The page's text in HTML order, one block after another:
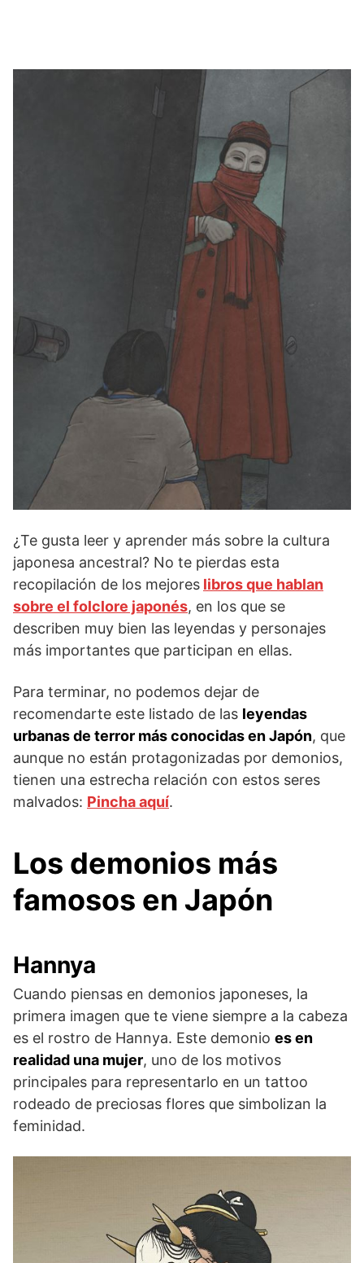
¿Te gusta leer y aprender más sobre la cultura
japonesa ancestral? No te pierdas esta
recopilación de los mejores libros que hablan
sobre el folclore japonés, en los que se
describen muy bien las leyendas y personajes
más importantes que participan en ellas.
Para terminar, no podemos dejar de
recomendarte este listado de las leyendas
urbanas de terror más conocidas en Japón, que
aunque no están protagonizadas por demonios,
tienen una estrecha relación con estos seres
malvados: Pincha aquí.
Los demonios más
famosos en Japón
Hannya
Cuando piensas en demonios japoneses, la
primera imagen que te viene siempre a la cabeza
es el rostro de Hannya. Este demonio es en
realidad una mujer, uno de los motivos
principales para representarlo en un tattoo
rodeado de preciosas flores que simbolizan la
feminidad.